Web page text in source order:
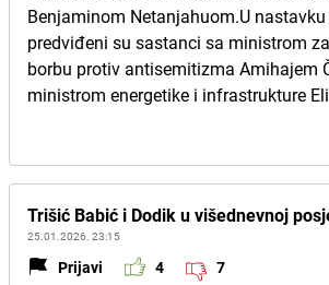
Benjaminom Netanjahuom.U
predviđeni su sastanci sa ministrom
borbu protiv antisemitizma Amihajem
ministrom energetike i infrastrukture
Trišić Babić i Dodik u višednevnoj
25.01.2026. 23:15
Prijavi 4 7